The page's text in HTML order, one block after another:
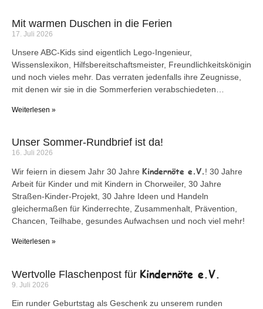
Mit warmen Duschen in die Ferien
17. Juli 2026
Unsere ABC-Kids sind eigentlich Lego-Ingenieur,
Wissenslexikon, Hilfsbereitschaftsmeister, Freundlichkeitskönigin
und noch vieles mehr. Das verraten jedenfalls ihre Zeugnisse,
mit denen wir sie in die Sommerferien verabschiedeten…
Weiterlesen »
Unser Sommer-Rundbrief ist da!
16. Juli 2026
Wir feiern in diesem Jahr 30 Jahre Kindernöte e.V.! 30 Jahre
Arbeit für Kinder und mit Kindern in Chorweiler, 30 Jahre
Straßen-Kinder-Projekt, 30 Jahre Ideen und Handeln
gleichermaßen für Kinderrechte, Zusammenhalt, Prävention,
Chancen, Teilhabe, gesundes Aufwachsen und noch viel mehr!
Weiterlesen »
Wertvolle Flaschenpost für Kindernöte e.V.
9. Juli 2026
Ein runder Geburtstag als Geschenk zu unserem runden